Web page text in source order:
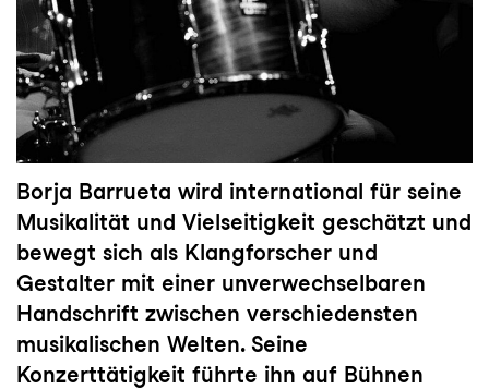
Borja Barrueta wird international für seine
Musikalität und Vielseitigkeit geschätzt und
bewegt sich als Klangforscher und
Gestalter mit einer unverwechselbaren
Handschrift zwischen verschiedensten
musikalischen Welten. Seine
Konzerttätigkeit führte ihn auf Bühnen